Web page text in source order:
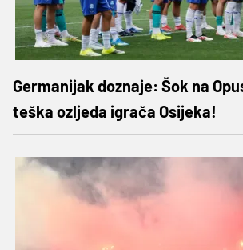
Germanijak doznaje: Šok na
teška ozljeda igrača Osijeka!